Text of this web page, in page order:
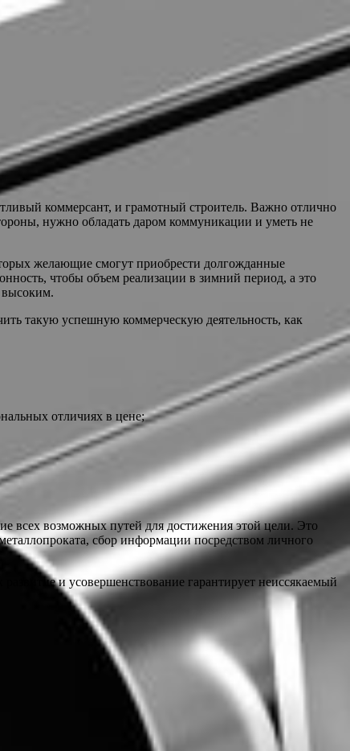
коммерсант, и грамотный строитель. Важно отлично
нужно обладать даром коммуникации и уметь не
желающие смогут приобрести долгожданные
чтобы объем реализации в зимний период, а это
высоким.
такую успешную коммерческую деятельность, как
отличиях в цене;
всех возможных путей для достижения этой цели. Это
сбор информации посредством личного
и усовершенствование гарантирует неиссякаемый